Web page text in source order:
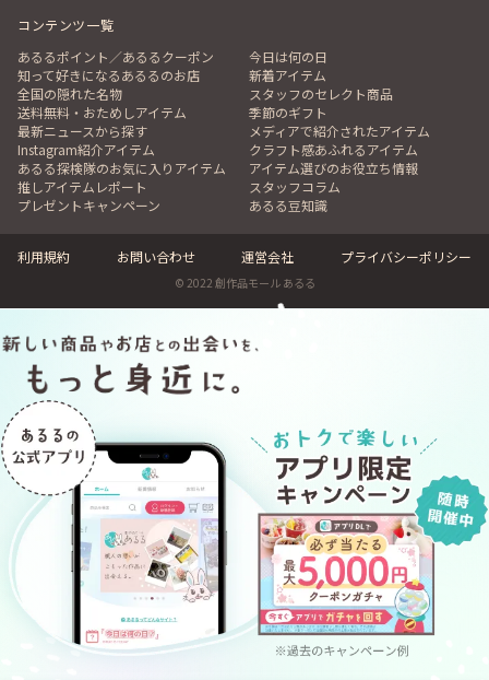
コンテンツ一覧
あるるポイント／あるるクーポン
今日は何の日
知って好きになるあるるのお店
新着アイテム
全国の隠れた名物
スタッフのセレクト商品
送料無料・おためしアイテム
季節のギフト
最新ニュースから探す
メディアで紹介されたアイテム
Instagram紹介アイテム
クラフト感あふれるアイテム
あるる探検隊のお気に入りアイテム
アイテム選びのお役立ち情報
推しアイテムレポート
スタッフコラム
プレゼントキャンペーン
あるる豆知識
利用規約 お問い合わせ 運営会社 プライバシーポリシー
© 2022 創作品モール あるる